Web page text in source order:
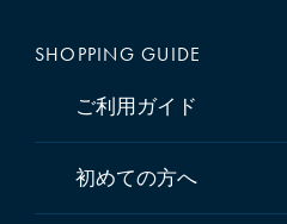
SHOPPING GUIDE
ご利用ガイド
初めての方へ